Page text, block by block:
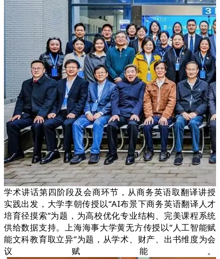
学术讲话第四阶段及会商环节，从商务英语取翻译讲授
实践出发，大学李朝传授以“AI布景下商务英语翻译人才
培育径摸索”为题，为高校优化专业结构、完美课程系统
供给数据支持。上海海事大学黄无方传授以“人工智能赋
能文科教育取立异”为题，从学术、财产、出书维度为会
议赋能。